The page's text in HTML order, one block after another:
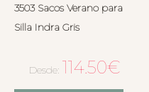
3503 Sacos Verano para
Silla Indra Gris
Desde: 114.50€